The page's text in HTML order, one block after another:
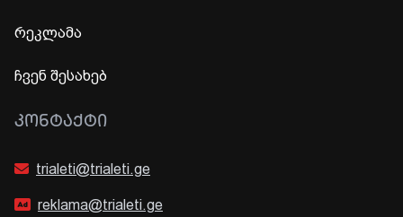
რეკლამა
ჩვენ შესახებ
ᲙᲝᲜᲢᲐᲥᲢᲘ
trialeti@trialeti.ge
reklama@trialeti.ge